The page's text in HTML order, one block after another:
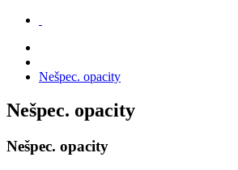
Nešpec. opacity
Nešpec. opacity
Nešpec. opacity